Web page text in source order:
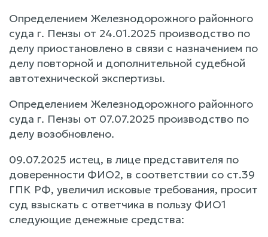
Определением Железнодорожного районного
суда г. Пензы от 24.01.2025 производство по
делу приостановлено в связи с назначением по
делу повторной и дополнительной судебной
автотехнической экспертизы.
Определением Железнодорожного районного
суда г. Пензы от 07.07.2025 производство по
делу возобновлено.
09.07.2025 истец, в лице представителя по
доверенности ФИО2, в соответствии со ст.39
ГПК РФ, увеличил исковые требования, просит
суд взыскать с ответчика в пользу ФИО1
следующие денежные средства: